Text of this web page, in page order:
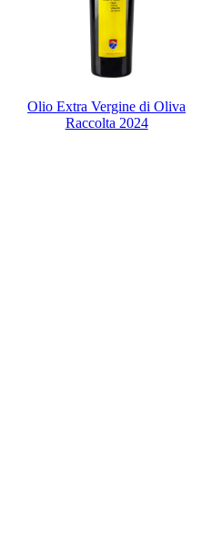
Olio Extra Vergine di Oliva
Raccolta 2024